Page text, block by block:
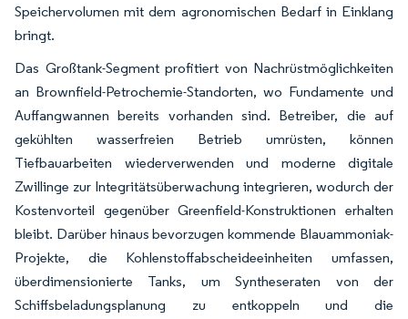
Speichervolumen mit dem agronomischen Bedarf in Einklang
bringt.
Das Großtank-Segment profitiert von Nachrüstmöglichkeiten
an Brownfield-Petrochemie-Standorten, wo Fundamente und
Auffangwannen bereits vorhanden sind. Betreiber, die auf
gekühlten wasserfreien Betrieb umrüsten, können
Tiefbauarbeiten wiederverwenden und moderne digitale
Zwillinge zur Integritätsüberwachung integrieren, wodurch der
Kostenvorteil gegenüber Greenfield-Konstruktionen erhalten
bleibt. Darüber hinaus bevorzugen kommende Blauammoniak-
Projekte, die Kohlenstoffabscheideeinheiten umfassen,
überdimensionierte Tanks, um Syntheseraten von der
Schiffsbeladungsplanung zu entkoppeln und die